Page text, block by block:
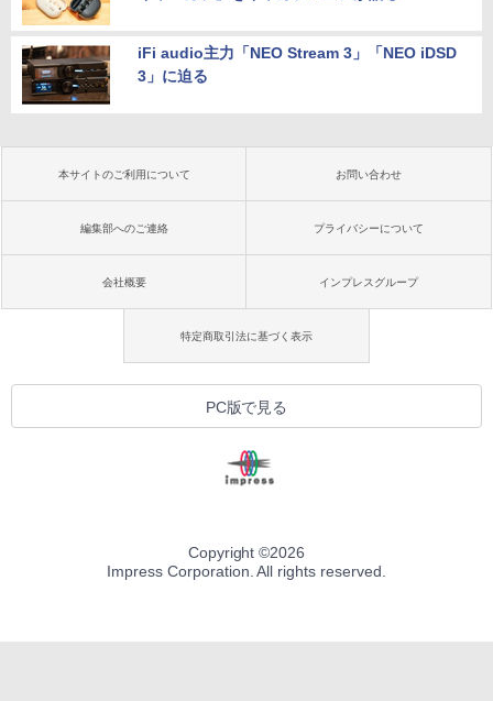
iFi audio主力「NEO Stream 3」「NEO iDSD
3」に迫る
本サイトのご利用について お問い合わせ
編集部へのご連絡 プライバシーについて
会社概要 インプレスグループ
特定商取引法に基づく表示
PC版で見る
Copyright ©2026
Impress Corporation. All rights reserved.